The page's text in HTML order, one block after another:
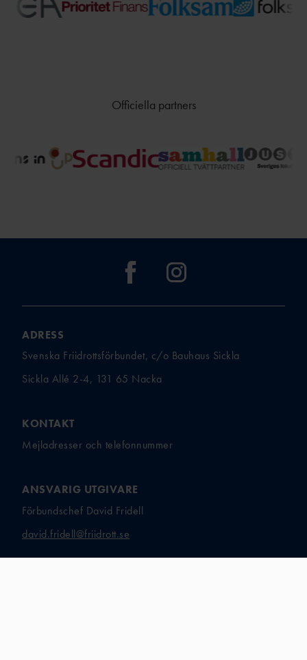
Officiella partners
ADRESS
Svenska Friidrottsförbundet, c/o Bauhaus Sickla
Sickla Allé 2-4, 131 65 Nacka
KONTAKT
Mejladresser och telefonnummer
ANSVARIG UTGIVARE
Förbundschef David Fridell
david.fridell@friidrott.se